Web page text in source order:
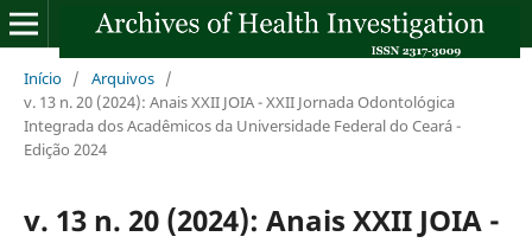
Início / Arquivos /
v. 13 n. 20 (2024): Anais XXII JOIA - XXII Jornada Odontológica
Integrada dos Acadêmicos da Universidade Federal do Ceará -
Edição 2024
v. 13 n. 20 (2024): Anais XXII JOIA -